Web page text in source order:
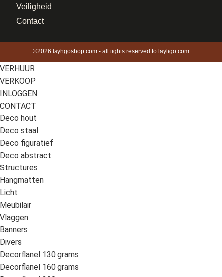
Veiligheid
Contact
©2026 layhgoshop.com - all rights reserved to layhgo.com
VERHUUR
VERKOOP
INLOGGEN
CONTACT
Deco hout
Deco staal
Deco figuratief
Deco abstract
Structures
Hangmatten
Licht
Meubilair
Vlaggen
Banners
Divers
Decorflanel 130 grams
Decorflanel 160 grams